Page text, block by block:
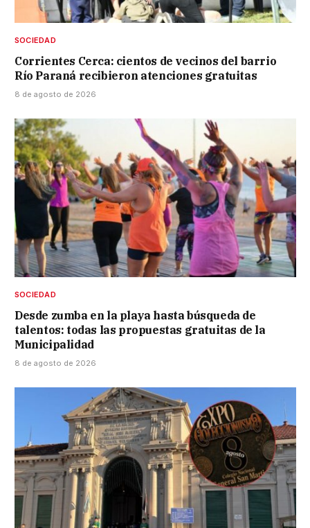
SOCIEDAD
Corrientes Cerca: cientos de vecinos del barrio
Río Paraná recibieron atenciones gratuitas
8 de agosto de 2026
SOCIEDAD
Desde zumba en la playa hasta búsqueda de
talentos: todas las propuestas gratuitas de la
Municipalidad
8 de agosto de 2026